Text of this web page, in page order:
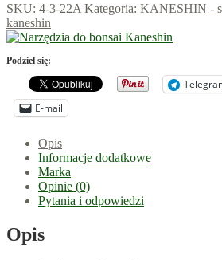
SKU: 4-3-22A Kategoria: KANESHIN -
kaneshin
Podziel się:
E-mail
Opis
Informacje dodatkowe
Marka
Opinie (0)
Pytania i odpowiedzi
Opis